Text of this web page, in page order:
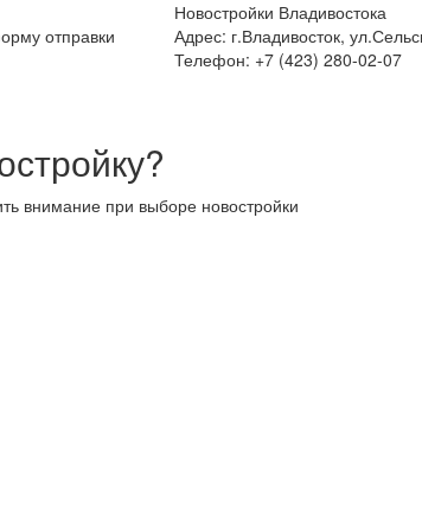
отправки
Новостройки Владивостока
Адрес: г.Владивосток,
Телефон: +7 (423) 280-02-07
внимание при выборе новостройки